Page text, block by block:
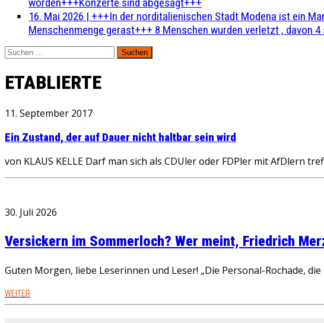
16. Mai 2026 | +++In der norditalienischen Stadt Modena ist ein
Menschenmenge gerast+++ 8 Menschen wurden verletzt , davon
Suchen
nach:
ETABLIERTE
11. September 2017
Ein Zustand, der auf Dauer nicht haltbar sein wird
von KLAUS KELLE Darf man sich als CDUler oder FDPler mit AfDlern
30. Juli 2026
Versickern im Sommerloch? Wer meint, Friedrich
Guten Morgen, liebe Leserinnen und Leser! „Die Personal-Rochade,
WEITER